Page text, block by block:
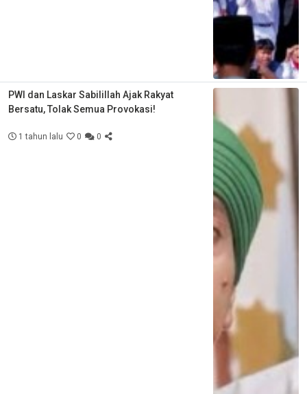
PWI dan Laskar Sabilillah Ajak Rakyat
Bersatu, Tolak Semua Provokasi!
1 tahun lalu 0 0